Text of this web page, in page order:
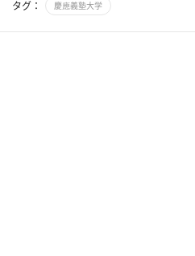
タグ： 慶應義塾大学